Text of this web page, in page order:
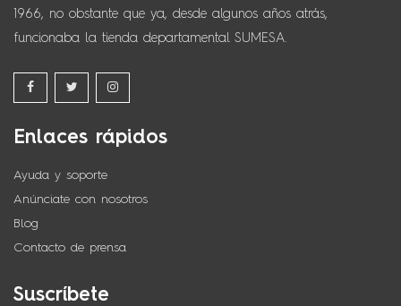
1966, no obstante que ya, desde algunos años atrás,
funcionaba la tienda departamental SUMESA.
Enlaces rápidos
Ayuda y soporte
Anúnciate con nosotros
Blog
Contacto de prensa
Suscríbete